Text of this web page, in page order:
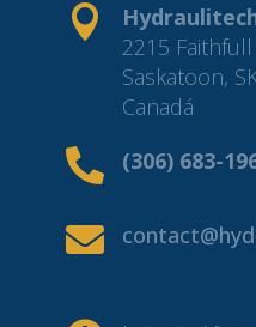

2215
Saskatoon,
Canadá
 (306) 683-
